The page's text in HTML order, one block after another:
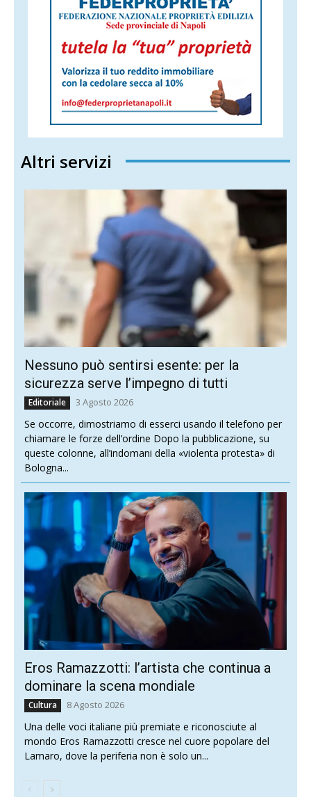
Altri servizi
Nessuno può sentirsi esente: per la
sicurezza serve l’impegno di tutti
Editoriale 3 Agosto 2026
Se occorre, dimostriamo di esserci usando il telefono per
chiamare le forze dell’ordine Dopo la pubblicazione, su
queste colonne, all’indomani della «violenta protesta» di
Bologna...
Eros Ramazzotti: l’artista che continua a
dominare la scena mondiale
Cultura 8 Agosto 2026
Una delle voci italiane più premiate e riconosciute al
mondo Eros Ramazzotti cresce nel cuore popolare del
Lamaro, dove la periferia non è solo un...